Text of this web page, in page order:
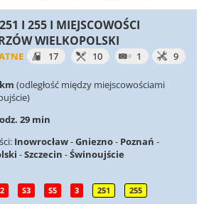
I 255 I MIEJSCOWOŚCI
WIELKOPOLSKI
17 10 1 9
(odległość między miejscowościami
29 min
Inowrocław-Gniezno- Poznań -
-Szczecin -Świnoujście
S3 S5 3 251 255